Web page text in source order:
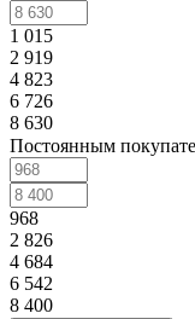
1 015
2 919
4 823
6 726
8 630
Постоянным
968
2 826
4 684
6 542
8 400